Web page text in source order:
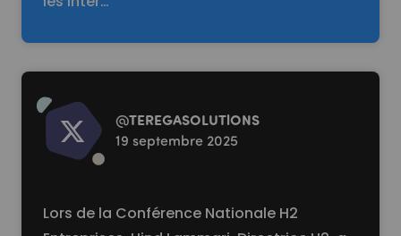
Read more
@TEREGASOLUTlONS
19 septembre 2025
Lors de la Conférence Nationale H2